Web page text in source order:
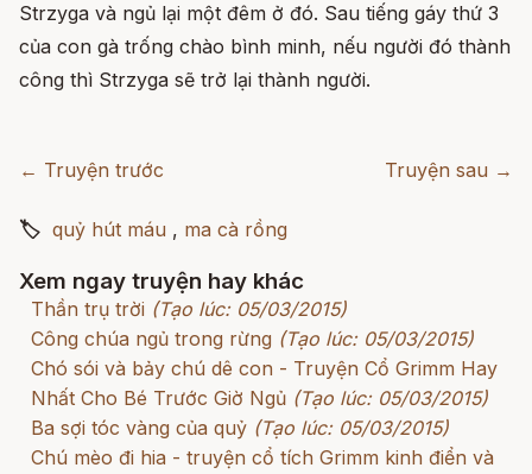
Strzyga và ngủ lại một đêm ở đó. Sau tiếng gáy thứ 3
của con gà trống chào bình minh, nếu người đó thành
công thì Strzyga sẽ trở lại thành người.
← Truyện trước Truyện sau →
🏷 quỷ hút máu , ma cà rồng
Xem ngay truyện hay khác
Thần trụ trời (Tạo lúc: 05/03/2015)
Công chúa ngủ trong rừng (Tạo lúc: 05/03/2015)
Chó sói và bảy chú dê con - Truyện Cổ Grimm Hay
Nhất Cho Bé Trước Giờ Ngủ (Tạo lúc: 05/03/2015)
Ba sợi tóc vàng của quỷ (Tạo lúc: 05/03/2015)
Chú mèo đi hia - truyện cổ tích Grimm kinh điển và